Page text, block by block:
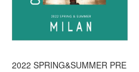
2022 SPRING&SUMMER PRE